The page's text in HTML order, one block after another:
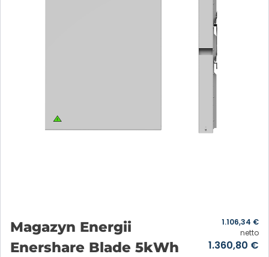
Magazyn Energii
Enershare Blade 5kWh
1.360,80 €
1.106,34 €
netto